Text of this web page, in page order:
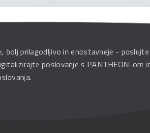
bolj prilagodljivo in enostavneje - poslujte
poslovanje s PANTHEON-om